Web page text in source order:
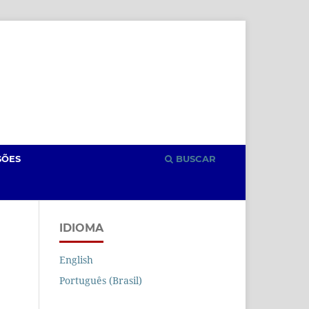
BUSCAR
IDIOMA
English
Português (Brasil)